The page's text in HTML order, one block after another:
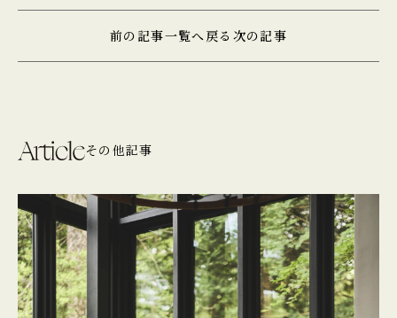
前の記事一覧へ戻る 次の記事
その他記事